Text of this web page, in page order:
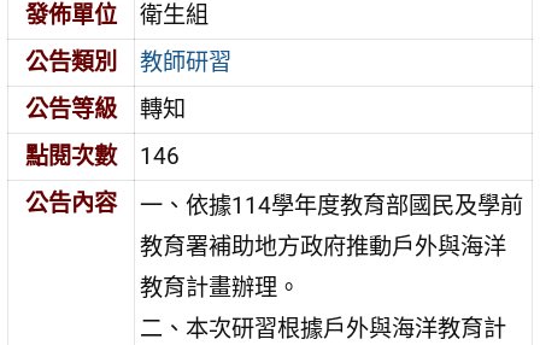
發佈單位
衛生組
公告類別
教師研習
公告等級
轉知
點閱次數
146
公告內容
一、依據114學年度教育部國民及學前
教育署補助地方政府推動戶外與海洋
教育計畫辦理。
二、本次研習根據戶外與海洋教育計